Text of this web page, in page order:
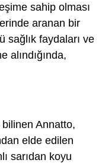
sahip olması
aranan bir
sağlık faydaları ve
alındığında,
Annatto,
elde edilen
sarıdan koyu